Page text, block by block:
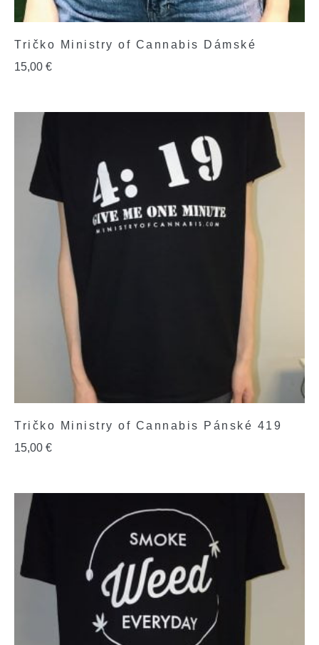
Tričko Ministry of Cannabis Dámské
15,00 €
Tričko Ministry of Cannabis Pánské 419
15,00 €